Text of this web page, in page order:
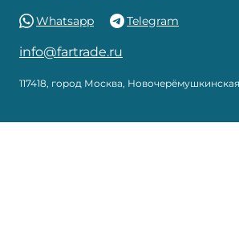
Whatsapp Telegram
info@fartrade.ru
117418, город Москва,